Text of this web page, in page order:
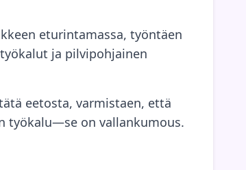
eturintamassa, työntäen
ja pilvipohjainen
eetosta, varmistaen, että
työkalu—se on vallankumous.